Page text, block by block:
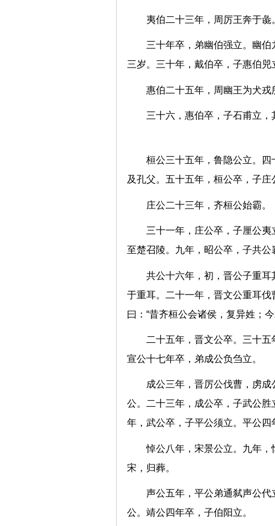
夷伯二十三年，周厉王奔
三十年卒，弟幽伯强立。幽
三岁。三十年，戴伯卒，子惠
惠伯二十五年，周幽王为犬
三十六，惠伯卒，子石甫立，
桓公三十五年，鲁隐公立。四
及孔父。五十五年，桓公卒，
庄公二十三年，齐桓公始
三十一年，庄公卒，子厘公
至楚召陵。九年，昭公卒，子
共公十六年，初，晋公子重
于重耳。二十一年，晋文公重耳
曰：“昔齐桓公会诸侯，复异姓
二十五年，晋文公卒。三十五
宣公十七年卒，弟成公负刍立
成公三年，晋厉公伐曹，虏
公。二十三年，成公卒，子武公
年，武公卒，子平公须立。平公
悼公八年，宋景公立。九年
宋，归葬。
声公五年，平公弟通弑声公
公。靖公四年卒，子伯阳立。